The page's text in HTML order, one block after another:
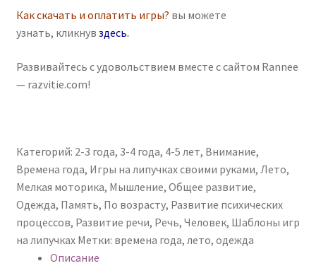
Как скачать и оплатить игры? вы можете
узнать, кликнув здесь.
Развивайтесь с удовольствием вместе с сайтом Rannee
— razvitie.com!
Категорий: 2-3 года, 3-4 года, 4-5 лет, Внимание,
Времена года, Игры на липучках своими руками, Лето,
Мелкая моторика, Мышление, Общее развитие,
Одежда, Память, По возрасту, Развитие психических
процессов, Развитие речи, Речь, Человек, Шаблоны игр
на липучках Метки: времена года, лето, одежда
Описание